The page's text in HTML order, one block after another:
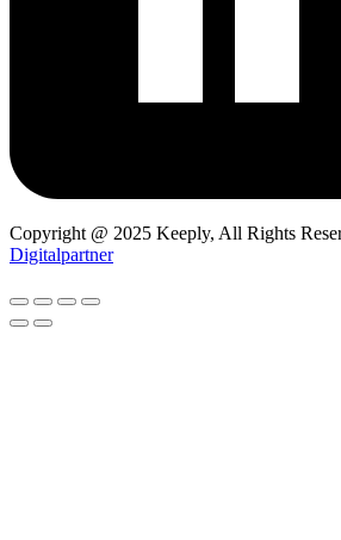
Copyright @ 2025 Keeply, All Rights
Digitalpartner